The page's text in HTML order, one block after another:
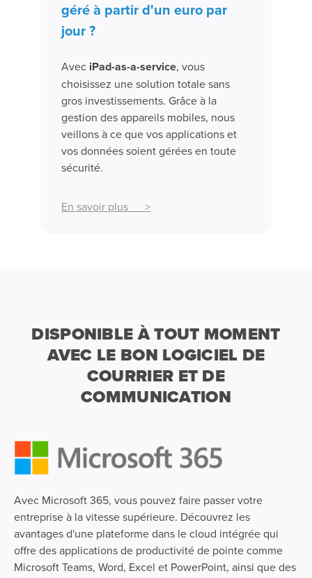
géré à partir d'un euro par
jour ?
Avec iPad-as-a-service, vous
choisissez une solution totale sans
gros investissements. Grâce à la
gestion des appareils mobiles, nous
veillons à ce que vos applications et
vos données soient gérées en toute
sécurité.
En savoir plus >
DISPONIBLE À TOUT MOMENT
AVEC LE BON LOGICIEL DE
COURRIER ET DE
COMMUNICATION
Avec Microsoft 365, vous pouvez faire passer votre
entreprise à la vitesse supérieure. Découvrez les
avantages d'une plateforme dans le cloud intégrée qui
offre des applications de productivité de pointe comme
Microsoft Teams, Word, Excel et PowerPoint, ainsi que des